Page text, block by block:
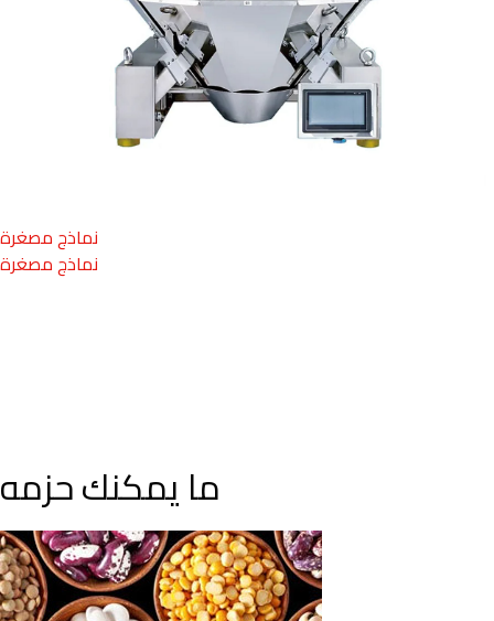
نماذج مصغرة
نماذج مصغرة
ما يمكنك حزمه